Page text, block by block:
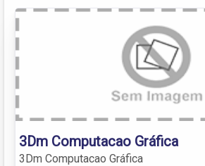
3Dm Computacao Gráfica
3Dm Computacao Gráfica